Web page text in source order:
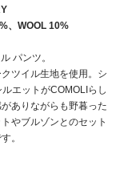
、WOOL 10%
パンツ。
ツイル生地を使用。シ
エットがCOMOLIらし
ありながらも野暮った
やブルゾンとのセット
。